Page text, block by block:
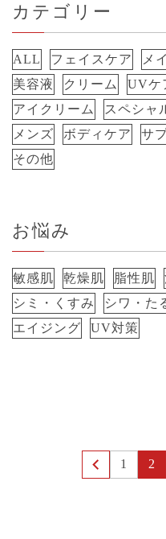
カテゴリー
ALL フェイスケア メ
美容液
クリーム UVケ
アイクリーム
スペシャ
メンズ
ボディケア サ
その他
お悩み
敏感肌 乾燥肌 脂性肌
シミ・くすみ
シワ・た
エイジング
UV対策
1 2